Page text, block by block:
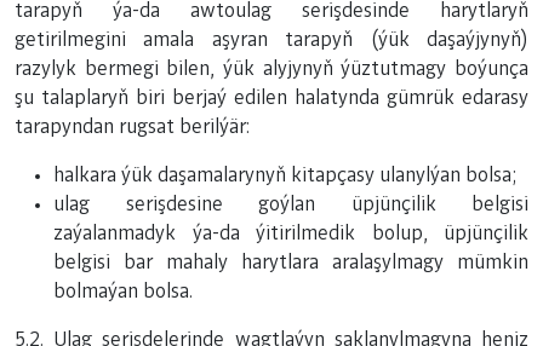
tarapyň ýa-da awtoulag serişdesinde harytlaryň
getirilmegini amala aşyran tarapyň (ýük daşaýjynyň)
razylyk bermegi bilen, ýük alyjynyň ýüztutmagy boýunça
şu talaplaryň biri berjaý edilen halatynda gümrük edarasy
tarapyndan rugsat berilýär:
halkara ýük daşamalarynyň kitapçasy ulanylýan bolsa;
ulag serişdesine goýlan üpjünçilik belgisi
zaýalanmadyk ýa-da ýitirilmedik bolup, üpjünçilik
belgisi bar mahaly harytlara aralaşylmagy mümkin
bolmaýan bolsa.
5.2. Ulag serişdelerinde wagtlaýyn saklanylmagyna heniz